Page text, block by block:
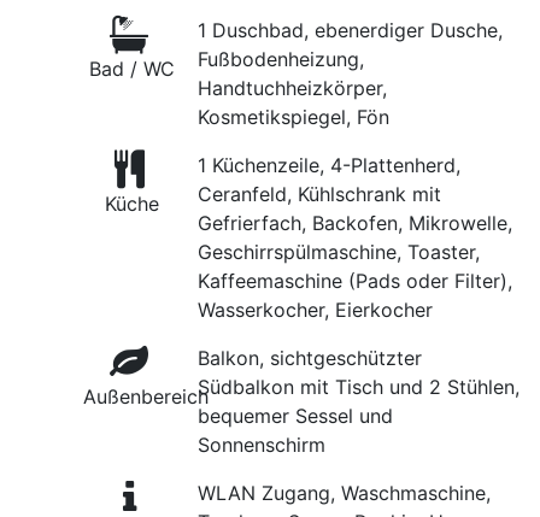
Bad / WC
1 Duschbad, ebenerdiger Dusche,
Fußbodenheizung,
Handtuchheizkörper,
Kosmetikspiegel, Fön
Küche
1 Küchenzeile, 4-Plattenherd,
Ceranfeld, Kühlschrank mit
Gefrierfach, Backofen, Mikrowelle,
Geschirrspülmaschine, Toaster,
Kaffeemaschine (Pads oder Filter),
Wasserkocher, Eierkocher
Außenbereich
Balkon, sichtgeschützter
Südbalkon mit Tisch und 2 Stühlen,
bequemer Sessel und
Sonnenschirm
WLAN Zugang, Waschmaschine,